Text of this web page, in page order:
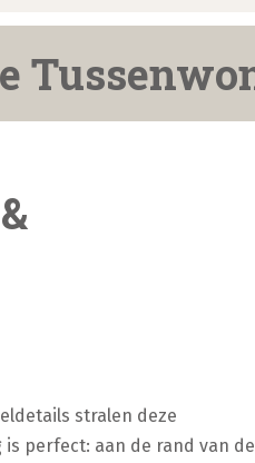
stralen deze
perfect: aan de rand van de